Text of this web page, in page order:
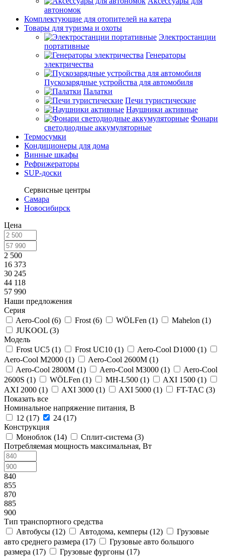
автономок
Комплектующие для отопителей на катера
Товары для туризма и охоты
Электростанции
портативные
Генераторы
электричества
Пускозарядные устройства для автомобиля
Палатки
Печи туристические
Наушники активные
Фонари
светодиодные аккумуляторные
Термосумки
Кондиционеры для дома
Винные шкафы
Рефрижераторы
SUP-доски
Сервисные центры
Самара
Новосибирск
Цена
2 500
16 373
30 245
44 118
57 990
Наши предложения
Серия
Aero-Cool (6) Frost (6) WÖLFen (1) Mahelon (1)
JUKOOL (3)
Модель
Frost UC5 (1) Frost UC10 (1) Aero-Cool D1000 (1)
Aero-Cool M2000 (1) Aero-Cool 2600M (1)
Aero-Cool 2800M (1) Aero-Cool M3000 (1)
Aero-Cool
2600S (1) WÖLFen (1) MH-L500 (1) AXI 1500 (1)
AXI 2000 (1) AXI 3000 (1) AXI 5000 (1) FT-TAC (3)
Показать все
Номинальное напряжение питания, В
12 (17) 24 (17)
Конструкция
Моноблок (14) Сплит-система (3)
Потребляемая мощность максимальная, Вт
840
855
870
885
900
Тип транспортного средства
Автобусы (12) Автодома, кемперы (12)
Грузовые
авто среднего размера (17)
Грузовые авто большого
размера (17) Грузовые фургоны (17)